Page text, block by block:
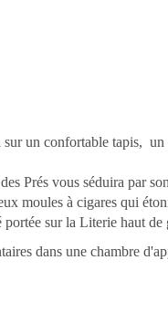
un confortable tapis,
Prés vous séduira par
moules à cigares qui
sur la Literie haut
dans une chambre